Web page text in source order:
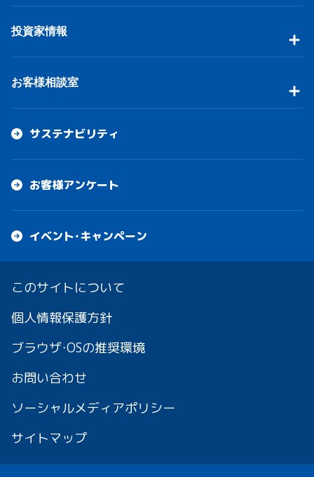
投資家情報
お客様相談室
サステナビリティ
お客様アンケート
イベント・キャンペーン
このサイトについて
個人情報保護方針
ブラウザ・OSの推奨環境
お問い合わせ
ソーシャルメディアポリシー
サイトマップ